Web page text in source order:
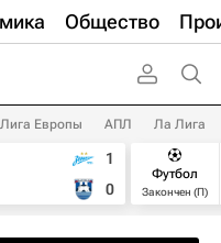
Общество
Лига Европы АПЛ Ла Лига
1
0
Футбол
Закончен (П)